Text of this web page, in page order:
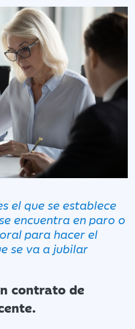
el que se establece
encuentra en paro o
para hacer el
se va a jubilar
contrato de